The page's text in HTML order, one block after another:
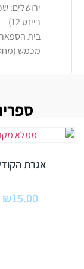
ירושלים:
ריינס 12)
בית
מכמש
אגרת
₪15.00